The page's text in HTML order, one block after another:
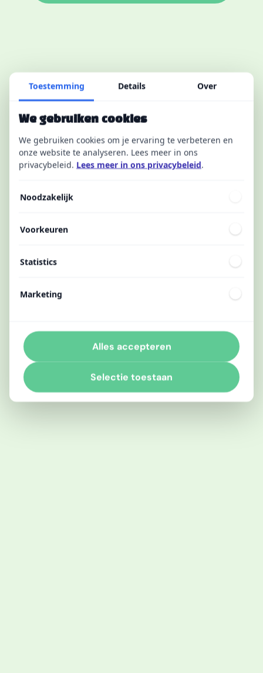
Toestemming Details Over
We gebruiken cookies
We gebruiken cookies om je ervaring te verbeteren en
onze website te analyseren. Lees meer in ons
privacybeleid. Lees meer in ons privacybeleid.
Noodzakelijk
Voorkeuren
Statistics
Marketing
Selectie toestaan
Alles accepteren